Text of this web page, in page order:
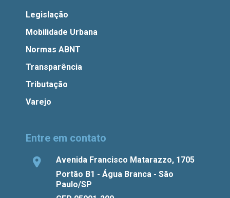
Legislação
Mobilidade Urbana
Normas ABNT
Transparência
Tributação
Varejo
Entre em contato
Avenida Francisco Matarazzo, 1705
Portão B1 - Água Branca - São
Paulo/SP